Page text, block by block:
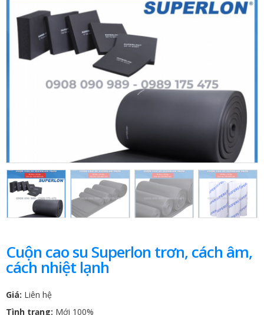
Cuộn cao su Superlon trơn, cách âm,
cách nhiệt lạnh
Giá: Liên hệ
Tình trạng: Mới 100%